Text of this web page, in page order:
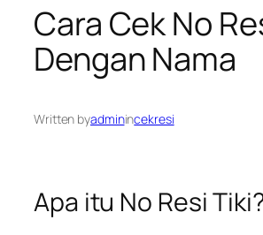
Cara Cek No
Dengan Nama
Written byadminincekresi
Apa itu No Resi